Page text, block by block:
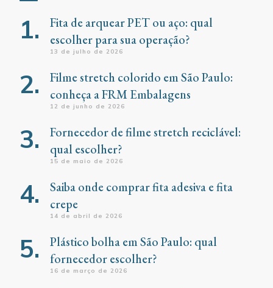
Fita de arquear PET ou aço: qual
escolher para sua operação?
13 de julho de 2026
Filme stretch colorido em São Paulo:
conheça a FRM Embalagens
12 de junho de 2026
Fornecedor de filme stretch reciclável:
qual escolher?
15 de maio de 2026
Saiba onde comprar fita adesiva e fita
crepe
14 de abril de 2026
Plástico bolha em São Paulo: qual
fornecedor escolher?
16 de março de 2026